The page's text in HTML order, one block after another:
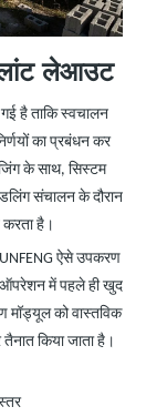
लेआउट
है ताकि स्वचालन
का प्रबंधन कर
के साथ, सिस्टम
संचालन के दौरान
करता है।
ऐसे उपकरण
ऑपरेशन में पहले ही खुद
मॉड्यूल को वास्तविक
किया जाता है।